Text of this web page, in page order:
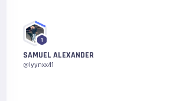
1
SAMUEL ALEXANDER
@lyynxx41